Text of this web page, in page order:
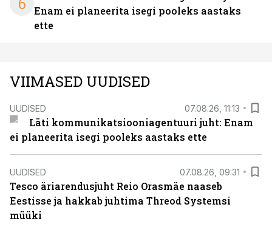
Enam ei planeerita isegi pooleks aastaks
ette
VIIMASED UUDISED
UUDISED 07.08.26, 11:13
Läti kommunikatsiooniagentuuri juht: Enam
ei planeerita isegi pooleks aastaks ette
UUDISED 07.08.26, 09:31
Tesco äriarendusjuht Reio Orasmäe naaseb
Eestisse ja hakkab juhtima Threod Systemsi
müüki